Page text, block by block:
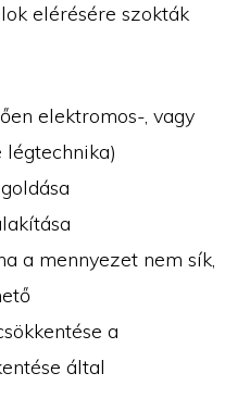
elérésére szokták
elektromos-, vagy
a mennyezet nem sík,
a
által